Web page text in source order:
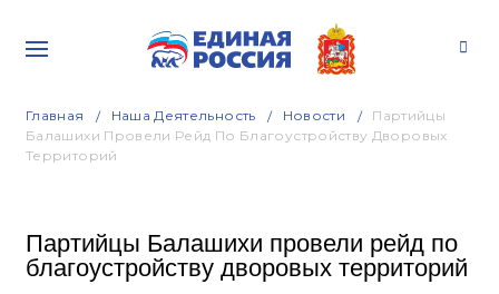
Главная Наша Деятельность Новости
Партийцы
Балашихи Провели Рейд По Благоустройству Дворовых
Территорий
Партийцы Балашихи провели рейд по
благоустройству дворовых территорий